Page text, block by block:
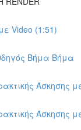
Video (1:51)
Βήμα Βήμα
Άσκησης
Άσκησης